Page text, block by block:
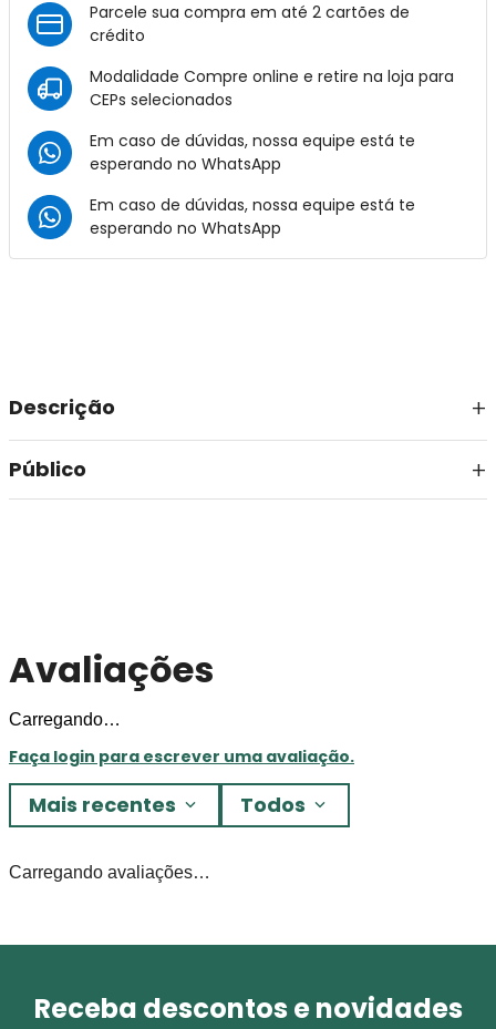
Parcele sua compra em até 2 cartões de
crédito
Modalidade Compre online e retire na loja para
CEPs selecionados
Em caso de dúvidas, nossa equipe está te
esperando no WhatsApp
Em caso de dúvidas, nossa equipe está te
esperando no WhatsApp
Descrição
Público
Avaliações
Carregando…
Faça login para escrever uma avaliação.
Mais recentes Todos
Carregando avaliações…
Receba descontos e novidades